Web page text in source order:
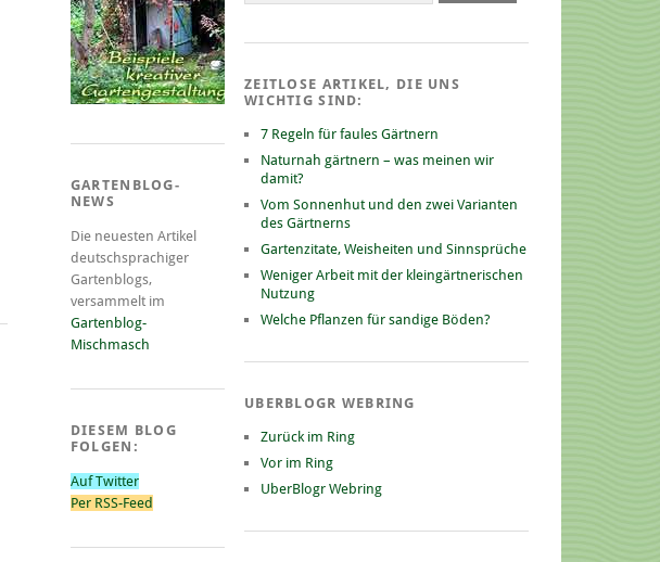
GARTENBLOG-
NEWS
Die neuesten Artikel
deutschsprachiger
Gartenblogs,
versammelt im
Gartenblog-
Mischmasch
DIESEM BLOG
FOLGEN:
Auf Twitter
Per RSS-Feed
ZEITLOSE ARTIKEL, DIE UNS
WICHTIG SIND:
7 Regeln für faules Gärtnern
Naturnah gärtnern – was meinen wir
damit?
Vom Sonnenhut und den zwei Varianten
des Gärtnerns
Gartenzitate, Weisheiten und Sinnsprüche
Weniger Arbeit mit der kleingärtnerischen
Nutzung
Welche Pflanzen für sandige Böden?
UBERBLOGR WEBRING
Zurück im Ring
Vor im Ring
UberBlogr Webring